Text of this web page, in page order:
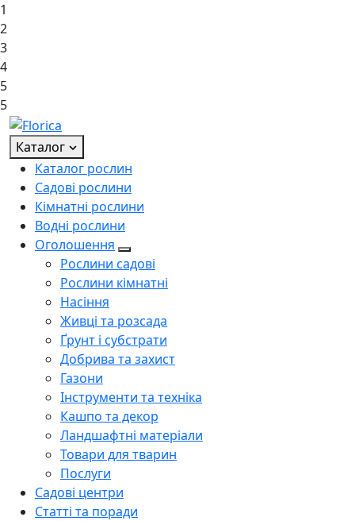
1
2
3
4
5
5
Каталог
Каталог рослин
Садові рослини
Кімнатні рослини
Водні рослини
Оголошення
Рослини садові
Рослини кімнатні
Насіння
Живці та розсада
Ґрунт і субстрати
Добрива та захист
Газони
Інструменти та техніка
Кашпо та декор
Ландшафтні матеріали
Товари для тварин
Послуги
Садові центри
Статті та поради